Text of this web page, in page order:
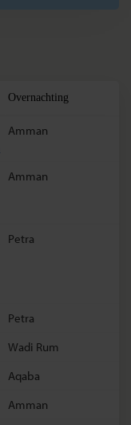
Overnachting
Amman
Amman
Petra
Petra
Wadi Rum
Aqaba
Amman